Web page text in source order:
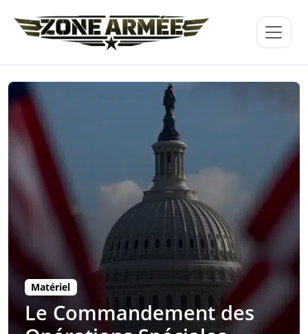
Matériel
Le Commandement des